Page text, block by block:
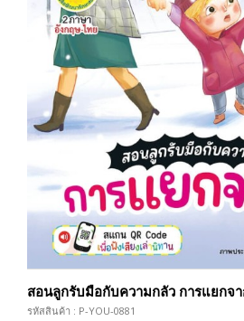
สอนลูกรับมือกับความกลัว การแยกจ
รหัสสินค้า : P-YOU-0881